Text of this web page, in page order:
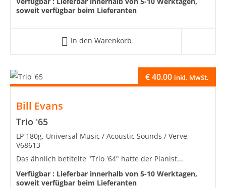
soweit verfügbar beim Lieferanten
In den Warenkorb
Bill Evans
Trio '65
€40.00 inkl. MwSt.
LP 180g, Universal Music / Acoustic Sounds / Verve,
V68613
Das ähnlich betitelte "Trio '64" hatte der Pianist...
Verfügbar : Lieferbar innerhalb von 5-10 Werktagen,
soweit verfügbar beim Lieferanten